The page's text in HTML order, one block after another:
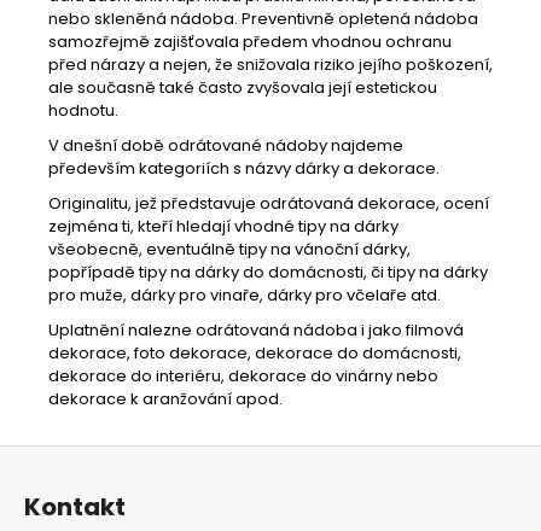
nebo skleněná nádoba. Preventivně opletená nádoba
samozřejmě zajišťovala předem vhodnou ochranu
před nárazy a nejen, že snižovala riziko jejího poškození,
ale současně také často zvyšovala její estetickou
hodnotu.
V dnešní době odrátované nádoby najdeme
především kategoriích s názvy dárky a dekorace.
Originalitu, jež představuje odrátovaná dekorace, ocení
zejména ti, kteří hledají vhodné tipy na dárky
všeobecně, eventuálně tipy na vánoční dárky,
popřípadě tipy na dárky do domácnosti, či tipy na dárky
pro muže, dárky pro vinaře, dárky pro včelaře atd.
Uplatnění nalezne odrátovaná nádoba i jako filmová
dekorace, foto dekorace, dekorace do domácnosti,
dekorace do interiéru, dekorace do vinárny nebo
dekorace k aranžování apod.
Z
Kontakt